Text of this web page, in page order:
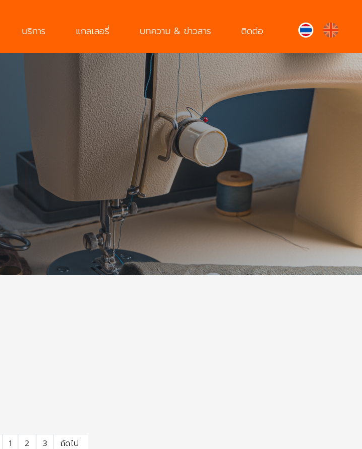
บริการ แกลเลอรี่ บทความ & ข่าวสาร ติดต่อ
1 2 3 ถัดไป